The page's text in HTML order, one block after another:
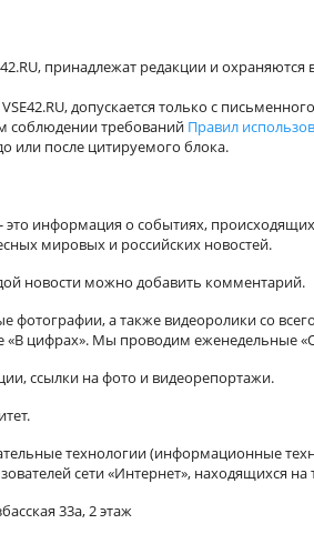
принадлежат редакции и охраняются
допускается только с
соблюдении требований Правил
или после цитируемого блока.
это информация о событиях,
мировых и российских новостей.
новости можно добавить комментарий.
а также видеоролики со
«В цифрах». Мы проводим еженедельные
ссылки на фото и видеорепортажи.
технологии (информационные
сети «Интернет», находящихся
33а, 2 этаж